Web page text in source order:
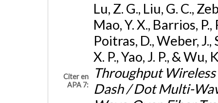
Citer en
APA 7:
Lu, Z. G., Liu, G. C.,
Mao, Y. X., Barrios,
Poitras, D., Weber,
X. P., Yao, J. P., &
Throughput
Dash / Dot Multi-